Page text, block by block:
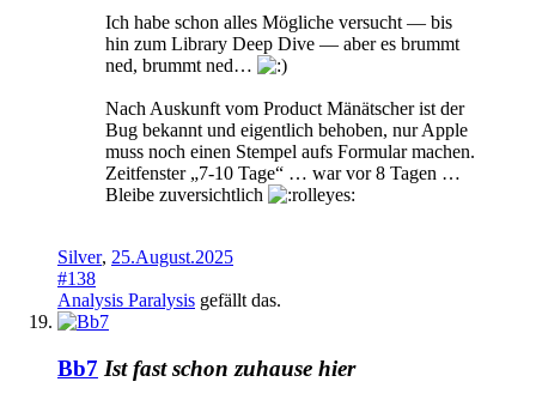
Ich habe schon alles Mögliche versucht — bis
hin zum Library Deep Dive — aber es brummt
ned, brummt ned…
Nach Auskunft vom Product Mänätscher ist der
Bug bekannt und eigentlich behoben, nur Apple
muss noch einen Stempel aufs Formular machen.
Zeitfenster „7-10 Tage“ … war vor 8 Tagen …
Bleibe zuversichtlich
Silver, 25.August.2025
#138
Analysis Paralysis gefällt das.
Bb7 Ist fast schon zuhause hier